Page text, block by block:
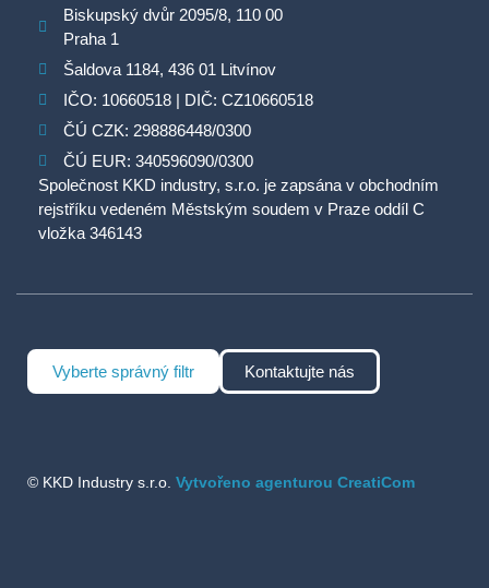
Biskupský dvůr 2095/8, 110 00
Praha 1
Šaldova 1184, 436 01 Litvínov
IČO: 10660518 | DIČ: CZ10660518
ČÚ CZK: 298886448/0300
ČÚ EUR: 340596090/0300
Společnost KKD industry, s.r.o. je zapsána v obchodním
rejstříku vedeném Městským soudem v Praze oddíl C
vložka 346143
Vyberte správný filtr Kontaktujte nás
© KKD Industry s.r.o. Vytvořeno agenturou CreatiCom